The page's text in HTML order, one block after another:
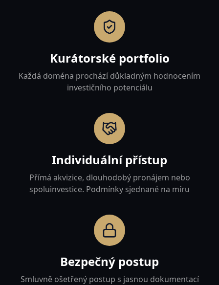
Kurátorské portfolio
Každá doména prochází důkladným hodnocením
investičního potenciálu
Individuální přístup
Přímá akvizice, dlouhodobý pronájem nebo
spoluinvestice. Podmínky sjednané na míru
Bezpečný postup
Smluvně ošetřený postup s jasnou dokumentací